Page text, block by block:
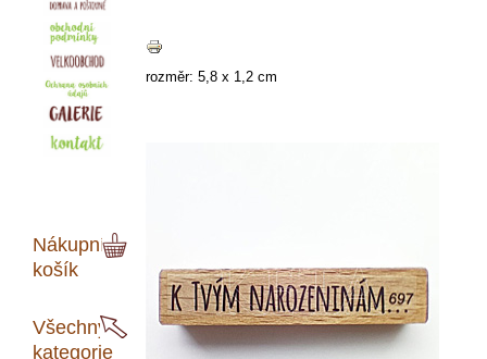
Nákupní
košík
Všechny
kategorie
rozměr: 5,8 x 1,2 cm